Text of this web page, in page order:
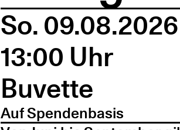
So. 09.08.2026
13:00 Uhr
Buvette
Auf Spendenbasis